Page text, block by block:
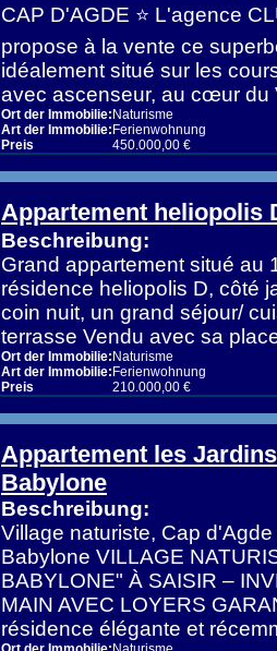
CAP D'AGDE ⭐ L'agence
propose à la vente ce
idéalement situé sur les
avec ascenseur, au cœur du
Ort der Immobilie: Naturisme
Art der Immobilie: Ferienwohnung
Preis
450.000,00 €
Appartement heliopolis
Beschreibung:
Grand appartement situé au
résidence heliopolis D, côté
coin nuit, un grand séjour/
terrasse Vendu avec sa
Ort der Immobilie: Naturisme
Art der Immobilie: Ferienwohnung
Preis
210.000,00 €
Appartement les
Babylone
Beschreibung:
Village naturiste, Cap
Babylone VILLAGE
BABYLONE" À SAISIR –
MAIN AVEC LOYERS
résidence élégante et